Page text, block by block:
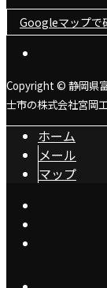
Googleマップで
Copyright © 静岡県
士市の株式会社宮岡
ホーム
メール
マップ